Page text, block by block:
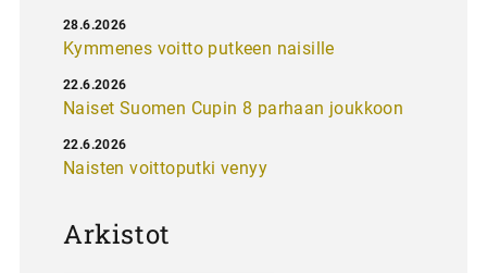
Kymmenes voitto putkeen naisille
28.6.2026
Naiset Suomen Cupin 8 parhaan joukkoon
22.6.2026
Naisten voittoputki venyy
22.6.2026
Arkistot